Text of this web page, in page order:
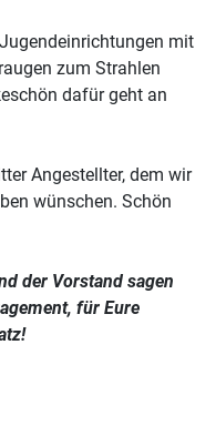
mit
zum Strahlen
dafür geht an
Angestellter, dem wir
wünschen. Schön
der Vorstand sagen
für Eure